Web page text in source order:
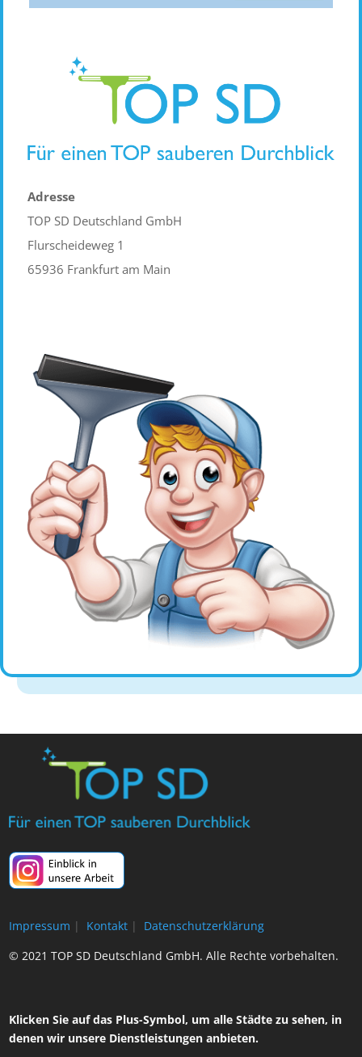
Adresse
TOP SD Deutschland GmbH
Flurscheideweg 1
65936 Frankfurt am Main
Impressum | Kontakt |
Datenschutzerklärung
© 2021 TOP SD Deutschland GmbH. Alle Rechte vorbehalten.
Klicken Sie auf das Plus-Symbol, um alle Städte zu sehen, in
denen wir unsere Dienstleistungen anbieten.